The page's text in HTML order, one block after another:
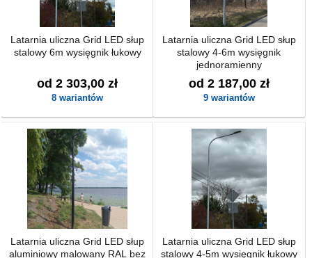
Latarnia uliczna Grid LED słup
stalowy 6m wysięgnik łukowy
od 2 303,00 zł
8 wariantów
Latarnia uliczna Grid LED słup
stalowy 4-6m wysięgnik
jednoramienny
od 2 187,00 zł
9 wariantów
Latarnia uliczna Grid LED słup
aluminiowy malowany RAL bez
Latarnia uliczna Grid LED słup
stalowy 4-5m wysięgnik łukowy